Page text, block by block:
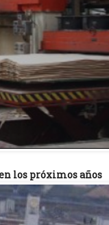
los próximos años